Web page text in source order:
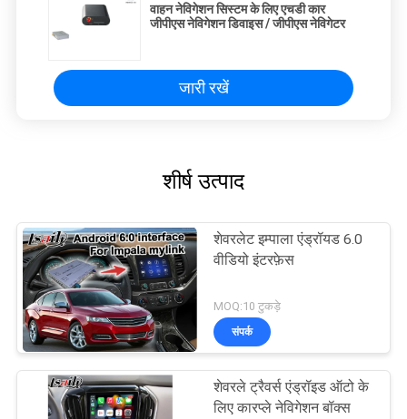
वाहन नेविगेशन सिस्टम के लिए एचडी कार
जीपीएस नेविगेशन डिवाइस / जीपीएस नेविगेटर
जारी रखें
शीर्ष उत्पाद
शेवरलेट इम्पाला एंड्रॉयड 6.0
वीडियो इंटरफ़ेस
MOQ:10 टुकड़े
संपर्क
शेवरले ट्रैवर्स एंड्रॉइड ऑटो के
लिए कारप्ले नेविगेशन बॉक्स